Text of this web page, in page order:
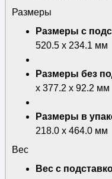
Размеры
Размеры с
520.5 x 234.1 мм
Размеры без
x 377.2 x 92.2 мм
Размеры в
218.0 x 464.0 мм
Вес
Вес с